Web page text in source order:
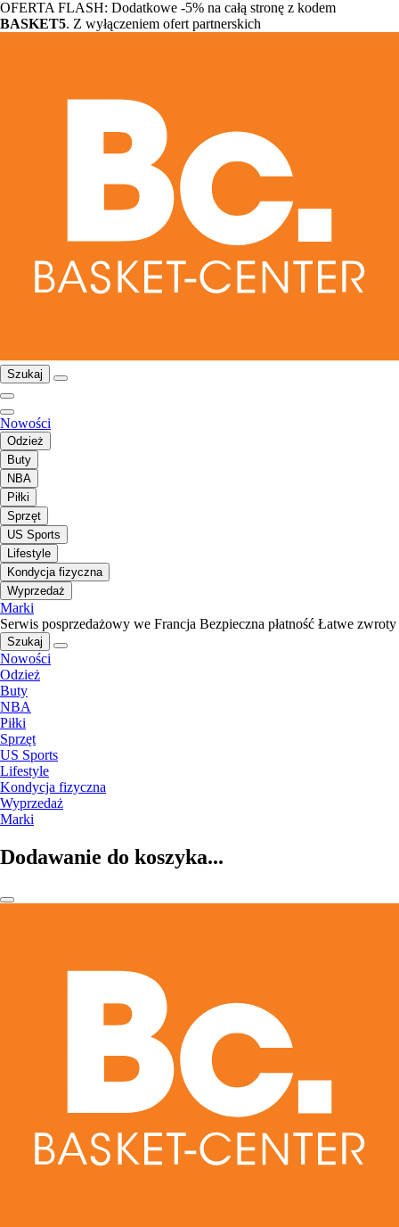
OFERTA FLASH: Dodatkowe -5% na całą stronę z kodem
BASKET5. Z wyłączeniem ofert partnerskich
Szukaj
Nowości
Odzież
Buty
NBA
Piłki
Sprzęt
US Sports
Lifestyle
Kondycja fizyczna
Wyprzedaż
Marki
Serwis posprzedażowy we Francja Bezpieczna płatność Łatwe zwroty
Szukaj
Nowości
Odzież
Buty
NBA
Piłki
Sprzęt
US Sports
Lifestyle
Kondycja fizyczna
Wyprzedaż
Marki
Dodawanie do koszyka...